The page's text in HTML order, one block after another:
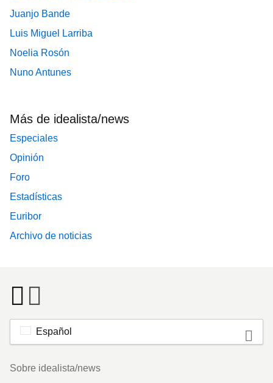
Juanjo Bande
Luis Miguel Larriba
Noelia Rosón
Nuno Antunes
Más de idealista/news
Especiales
Opinión
Foro
Estadísticas
Euribor
Archivo de noticias
Español
Footer
Sobre idealista/news